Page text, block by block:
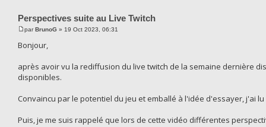
Perspectives suite au Live Twitch
parBrunoG » 19 Oct 2023, 06:31
Bonjour,
après avoir vu la rediffusion du live twitch de la semaine dernière
disponibles.
Convaincu par le potentiel du jeu et emballé à l'idée d'essayer, j'ai
Puis, je me suis rappelé que lors de cette vidéo différentes